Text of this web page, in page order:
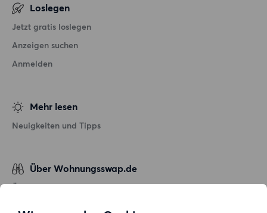
Loslegen
Jetzt gratis loslegen
Anzeigen suchen
Anmelden
Mehr lesen
Neuigkeiten und Tipps
Über Wohnungsswap.de
Über uns